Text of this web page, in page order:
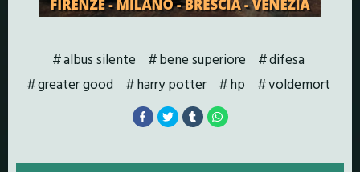
albus silente bene superiore
difesa
greater good
harry potter hp voldemort